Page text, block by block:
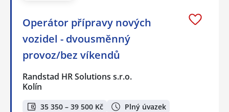
Operátor přípravy nových
vozidel - dvousměnný
provoz/bez víkendů
Randstad HR Solutions s.r.o.
Kolín
35 350 – 39 500 Kč
Plný úvazek